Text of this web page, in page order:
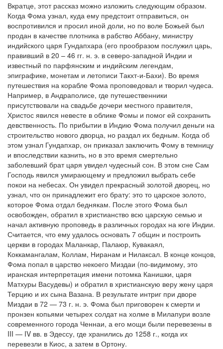
Вкратце, этот рассказ можно изложить следующим образом.
Когда Фома узнал, куда ему предстоит отправиться, он
воспротивился и просил иной доли, но по воле Божьей был
продан в качестве плотника в рабство Аббану, министру
индийского царя Гундапхара (его прообразом послужил царь,
правивший в 20 – 46 гг. н. э. в северо-западной Индии и
известный по парфянским и индийским легендам,
эпиграфике, монетам и летописи Такхт-и-Бахи). Во время
путешествия на корабле Фома проповедовал и творил чудеса.
Например, в Андраполисе, где путешественники
присутствовали на свадьбе дочери местного правителя,
Христос явился невесте в облике Фомы и помог ей сохранить
девственность. По прибытии в Индию Фома получил деньги на
строительство нового дворца, но раздал их бедным. Когда об
этом узнал Гундапхар, он приказал заключить Фому в темницу
и впоследствии казнить, но в это время смертельно
заболевший брат царя увидел чудесный сон. В этом сне Сам
Господь явился умирающему и предложил выбрать себе
покои на небесах. Он увидел прекрасный золотой дворец, но
узнал, что он принадлежит его брату: это то царское золото,
которое Фома отдал беднякам. После этого Фома был
освобожден, обратил в христианство всю царскую семью и
начал активную проповедь в различных городах на юге Индии.
Считается, что ему удалось основать 7 общин и построить
церкви в городах Маланкар, Палаюр, Кувакаял,
Коккамангалам, Коллам, Ниранам и Нилаксал. В конце концов,
Фома попал в царство некоего Миздаи (по-видимому, это
иранская интерпретация имени потомка Канишки, царя
Матхуры Васудевы) и обратил в христианскую веру жену царя
Терцию и их сына Вазана. В результате интриг при дворе
Миздаи в 72 — 73 г. н. э. Фома был приговорен к смерти и
пронзен копьями четырех солдат на холме в Милапури возле
современного города Ченнаи, а его мощи были перевезены в
III — IV вв. в Эдессу, где хранились до 1258 г., когда их
перевезли в Киос, а затем в Ортону.